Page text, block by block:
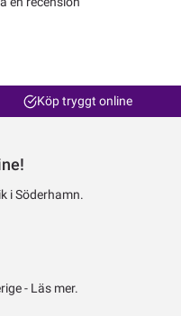
Köp tryggt online
i Söderhamn.
- Läs mer.